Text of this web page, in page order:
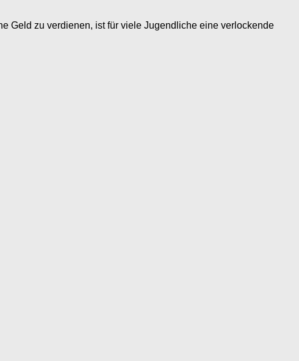
zu verdienen, ist für viele Jugendliche eine verlockende